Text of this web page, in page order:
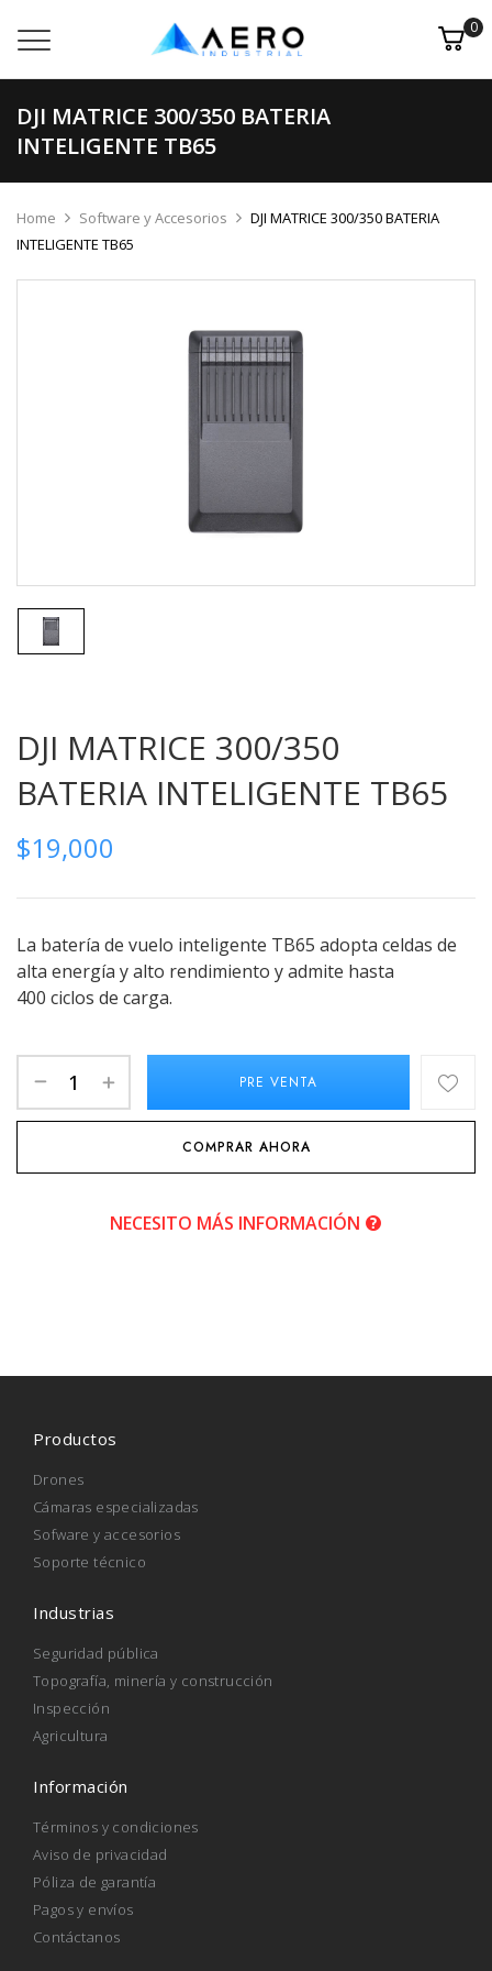
0
DJI MATRICE 300/350 BATERIA
INTELIGENTE TB65
Home Software y Accesorios
DJI MATRICE 300/350 BATERIA
INTELIGENTE TB65
DJI MATRICE 300/350
BATERIA INTELIGENTE TB65
$19,000
La batería de vuelo inteligente TB65 adopta celdas de
alta energía y alto rendimiento y admite hasta
400 ciclos de carga.
PRE VENTA
COMPRAR AHORA
NECESITO MÁS INFORMACIÓN
Productos
Drones
Cámaras especializadas
Sofware y accesorios
Soporte técnico
Industrias
Seguridad pública
Topografía, minería y construcción
Inspección
Agricultura
Información
Términos y condiciones
Aviso de privacidad
Póliza de garantía
Pagos y envíos
Contáctanos